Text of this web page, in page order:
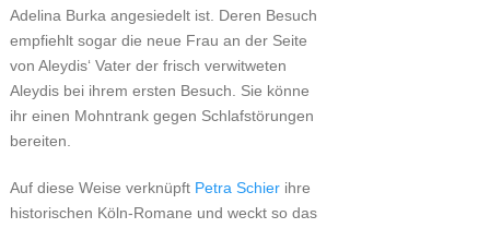
Adelina Burka angesiedelt ist. Deren Besuch
empfiehlt sogar die neue Frau an der Seite
von Aleydis‘ Vater der frisch verwitweten
Aleydis bei ihrem ersten Besuch. Sie könne
ihr einen Mohntrank gegen Schlafstörungen
bereiten.
Auf diese Weise verknüpft Petra Schierihre
historischen Köln-Romane und weckt so das